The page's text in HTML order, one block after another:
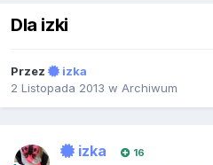
Dla izki
Przez
izka
2 Listopada 2013 w Archiwum
izka 16